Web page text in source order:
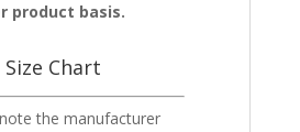
product basis.
Size Chart
the manufacturer